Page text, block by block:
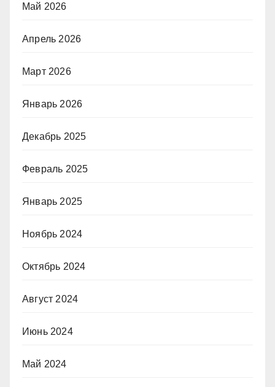
Май 2026
Апрель 2026
Март 2026
Январь 2026
Декабрь 2025
Февраль 2025
Январь 2025
Ноябрь 2024
Октябрь 2024
Август 2024
Июнь 2024
Май 2024